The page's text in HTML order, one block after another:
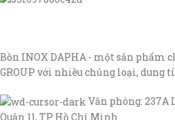
Bồn INOX DAPHA - một sản phẩm
GROUP với nhiều chủng loại, dung
Văn phòng: 237A
Quận 11, TP Hồ Chí Minh